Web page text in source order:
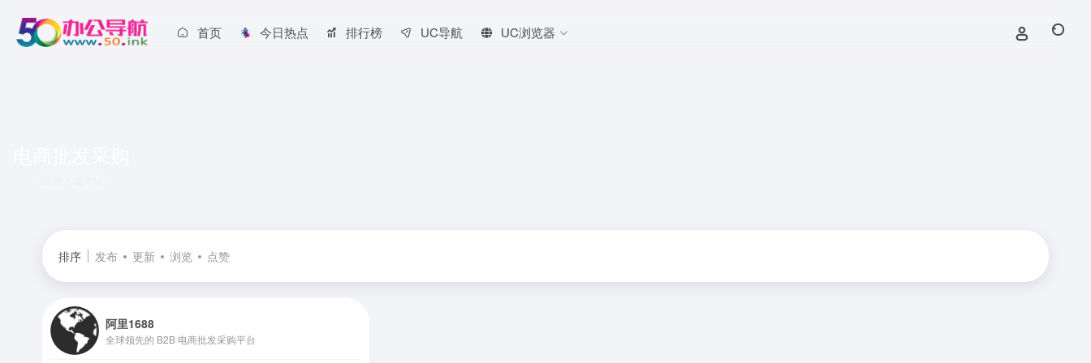
首页 今日热点 排行榜 UC导航 UC浏览器
排序 发布 更新 浏览 点赞
阿里1688
全球领先的 B2B 电商批发采购平台